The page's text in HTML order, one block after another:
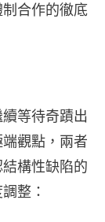
制合作的徹底
等待奇蹟出
觀點，兩者
構性缺陷的
整：